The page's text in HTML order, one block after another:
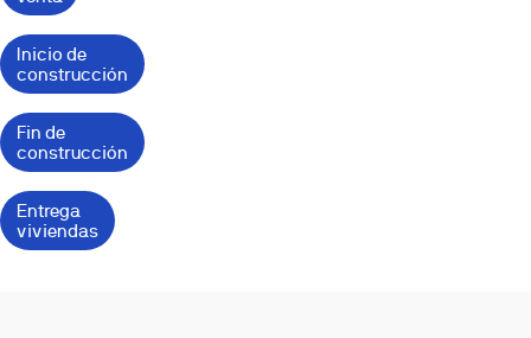
ubicación
privilegiada
junto
al
río
Lérez.
Arquitectura
moderna,
desde
68
Inicio de
construcción
Fin de
construcción
Entrega
viviendas